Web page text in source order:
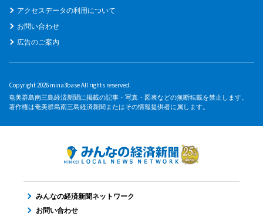
アクセスデータの利用について
お問い合わせ
広告のご案内
Copyright 2026 mina3base All rights reserved.
奄美群島南三島経済新聞に掲載の記事・写真・図表などの無断転載を禁止します。
著作権は奄美群島南三島経済新聞またはその情報提供者に属します。
みんなの経済新聞ネットワーク
お問い合わせ